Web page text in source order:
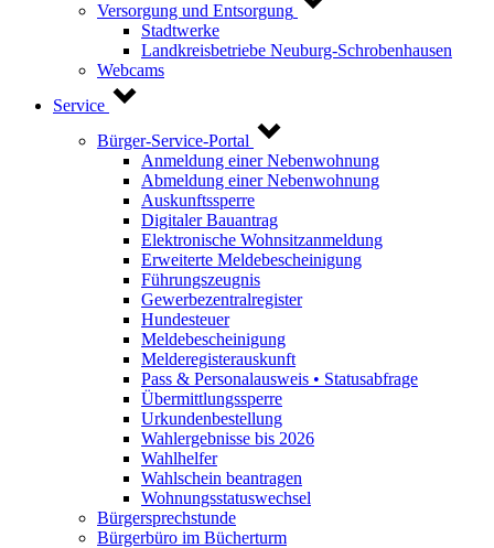
Versorgung und Entsorgung
Stadtwerke
Landkreisbetriebe Neuburg-Schrobenhausen
Webcams
Service
Bürger-Service-Portal
Anmeldung einer Nebenwohnung
Abmeldung einer Nebenwohnung
Auskunftssperre
Digitaler Bauantrag
Elektronische Wohnsitzanmeldung
Erweiterte Meldebescheinigung
Führungszeugnis
Gewerbezentralregister
Hundesteuer
Meldebescheinigung
Melderegisterauskunft
Pass & Personalausweis • Statusabfrage
Übermittlungssperre
Urkundenbestellung
Wahlergebnisse bis 2026
Wahlhelfer
Wahlschein beantragen
Wohnungsstatuswechsel
Bürgersprechstunde
Bürgerbüro im Bücherturm